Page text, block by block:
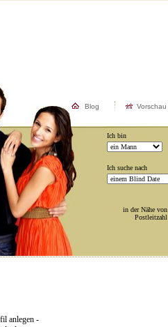
Blog Vorschau
Ich bin
Ich suche nach
in der Nähe von
Postleitzahl
anlegen -